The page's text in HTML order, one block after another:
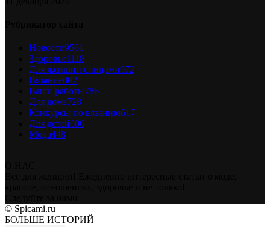
Новости9561
Здоровье1118
Для женщин спицами972
Вязание802
Ваши работы786
Для дома728
Конкурсы по вязанию617
Для детей606
Мода448
© Spicami.ru
БОЛЬШЕ ИСТОРИЙ